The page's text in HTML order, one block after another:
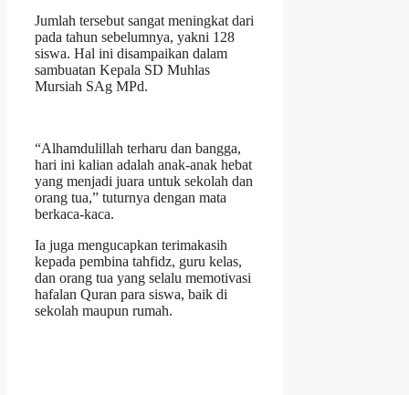
Jumlah tersebut sangat meningkat dari
pada tahun sebelumnya, yakni 128
siswa. Hal ini disampaikan dalam
sambuatan Kepala SD Muhlas
Mursiah SAg MPd.
“Alhamdulillah terharu dan bangga,
hari ini kalian adalah anak-anak hebat
yang menjadi juara untuk sekolah dan
orang tua,” tuturnya dengan mata
berkaca-kaca.
Ia juga mengucapkan terimakasih
kepada pembina tahfidz, guru kelas,
dan orang tua yang selalu memotivasi
hafalan Quran para siswa, baik di
sekolah maupun rumah.